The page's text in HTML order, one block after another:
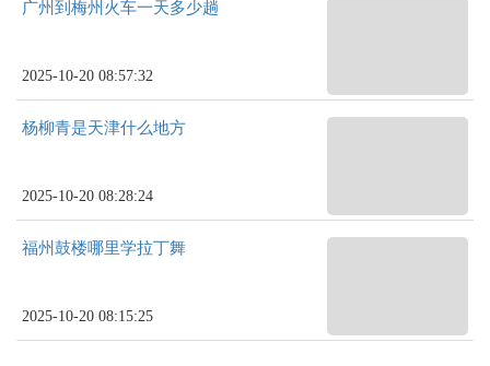
广州到梅州火车一天多少趟
2025-10-20 08:57:32
杨柳青是天津什么地方
2025-10-20 08:28:24
福州鼓楼哪里学拉丁舞
2025-10-20 08:15:25